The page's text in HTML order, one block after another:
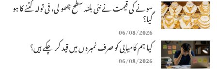
سونے کی قیمت نے نئی بلند سطح چھو لی، فی تولہ کتنے کا ہو
گیا؟
06/08/2026
کیا ہم کامیابی کو صرف نمبروں میں قید کر چکے ہیں؟
06/08/2026